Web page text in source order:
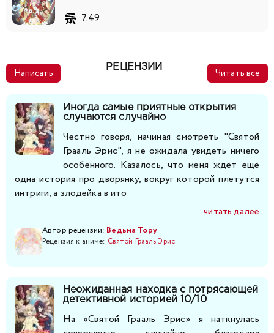
7.49
Написать
РЕЦЕНЗИИ
Читать все
Иногда самые приятные открытия
случаются случайно
Честно говоря, начиная смотреть "Святой
Грааль Эрис", я не ожидала увидеть ничего
особенного. Казалось, что меня ждёт ещё
одна история про дворянку, вокруг которой плетутся
интриги, а злодейка в ито
читать далее
Автор рецензии: Ведьма Тору
Рецензия к аниме: Святой Грааль Эрис
Неожиданная находка с потрясающей
детективной историей 10/10
На «Святой Грааль Эрис» я наткнулась